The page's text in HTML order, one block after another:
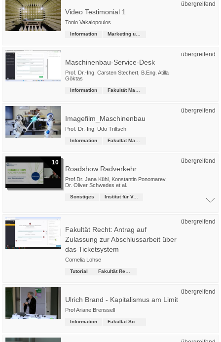
übergreifend
Video Testimonial 1
Tonio Vakalopoulos
Information
übergreifend
Maschinenbau-Service-Desk
Prof. Dr.-Ing. Carsten Stechert B.Eng. Atilla
Göktas
Information
übergreifend
Imagefilm_Maschinenbau
Prof. Dr.-Ing. Udo Triltsch
Information
10 übergreifend
Roadshow Radverkehr
Prof.Dr. Jana Kühl Konstantin Ponomarev,
Dr. Oliver Schwedes et al.
Sonstiges Institut für Verkehrsmanagement
übergreifend
Fakultät Recht: Antrag auf
Zulassung zur Abschlussarbeit über
das Ticketsystem
Cornelia Lohse
Tutorial
übergreifend
Ulrich Brand - Kapitalismus am Limit
Prof Ariane Brenssell
Information